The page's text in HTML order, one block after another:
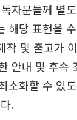
자분들께 별
해당 표현을
작 및 출고가
안내 및 후속
소화할 수 있
.